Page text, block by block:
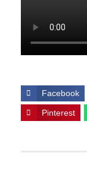
Facebook
Pinterest